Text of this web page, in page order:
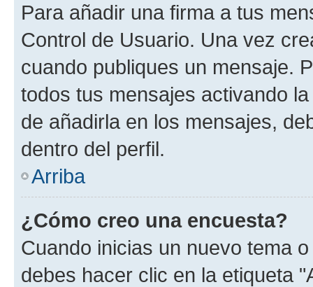
Para añadir una firma a tus
Control de Usuario. Una vez
cuando publiques un mensaje.
todos tus mensajes activando
de añadirla en los mensajes,
dentro del perfil.
Arriba
¿Cómo creo una encuesta?
Cuando inicias un nuevo tema
debes hacer clic en la etiqueta